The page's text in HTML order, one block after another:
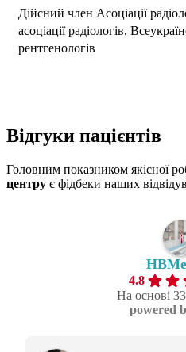
Дійсний член Асоціації
асоціації радіологів,
рентгенологів
Відгуки пацієнтів
Головним показником якісної
центру є фідбеки наших
4.8
На основі
powered